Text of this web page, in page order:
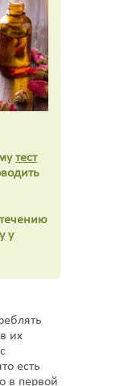
тест
у
их
есть
в первой